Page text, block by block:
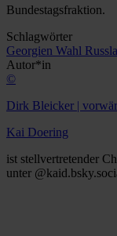
Bundestagsfraktion.
Schlagwörter
Georgien Wahl
Autor*in
©
Dirk Bleicker |
Kai Doering
ist stellvertretender
unter